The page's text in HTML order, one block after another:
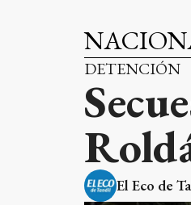
DETENCIÓN
El Eco de